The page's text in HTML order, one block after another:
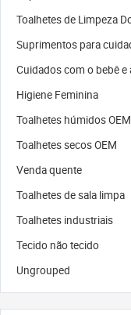
Higiene Feminina
Toalhetes húmidos OEM
Toalhetes secos OEM
Venda quente
Toalhetes de sala limpa
Toalhetes industriais
Tecido não tecido
Ungrouped